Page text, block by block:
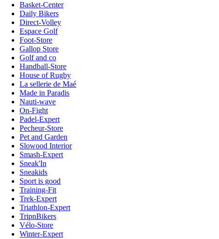
Basket-Center
Daily Bikers
Direct-Volley
Espace Golf
Foot-Store
Gallop Store
Golf and co
Handball-Store
House of Rugby
La sellerie de Maé
Made in Paradis
Nauti-wave
On-Fight
Padel-Expert
Pecheur-Store
Pet and Garden
Slowood Interior
Smash-Expert
Sneak'In
Sneakids
Sport is good
Training-Fit
Trek-Expert
Triathlon-Expert
TripnBikers
Vélo-Store
Winter-Expert